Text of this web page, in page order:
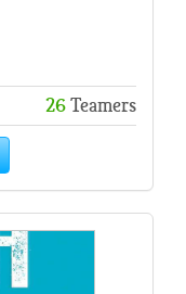
26Teamers